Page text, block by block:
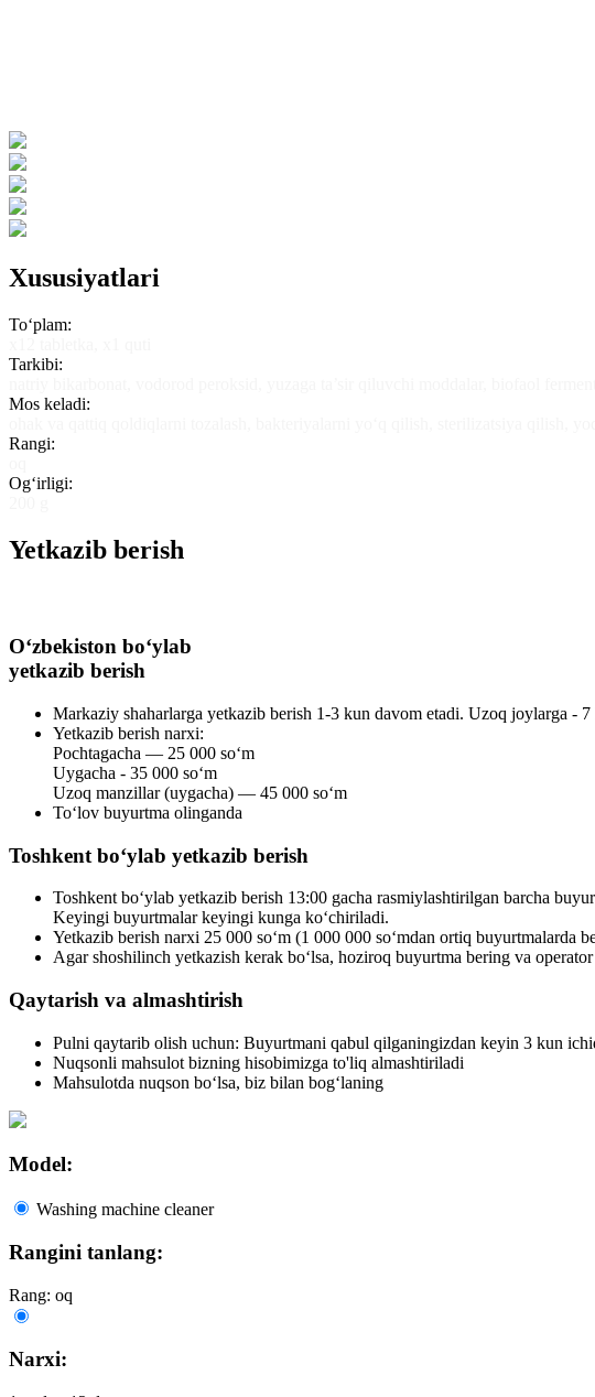
Xususiyatlari
To‘plam:
Tarkibi:
Mos keladi:
Rangi:
Og‘irligi:
Yetkazib berish
O‘zbekiston bo‘ylab
yetkazib berish
Markaziy shaharlarga yetkazib berish 1-3 kun davom etadi. Uzoq joylarga - 7
Yetkazib berish narxi:
Pochtagacha — 25 000 so‘m
Uygacha - 35 000 so‘m
Uzoq manzillar (uygacha) — 45 000 so‘m
To‘lov buyurtma olinganda
Toshkent bo‘ylab yetkazib berish
Toshkent bo‘ylab yetkazib berish 13:00 gacha rasmiylashtirilgan barcha
Keyingi buyurtmalar keyingi kunga ko‘chiriladi.
Yetkazib berish narxi 25 000 so‘m (1 000 000 so‘mdan ortiq buyurtmalarda
Agar shoshilinch yetkazish kerak bo‘lsa, hoziroq buyurtma bering va
Qaytarish va almashtirish
Pulni qaytarib olish uchun: Buyurtmani qabul qilganingizdan keyin 3 kun
Nuqsonli mahsulot bizning hisobimizga to'liq almashtiriladi
Mahsulotda nuqson bo‘lsa, biz bilan bog‘laning
Model:
Washing machine cleaner
Rangini tanlang:
Rang: oq
Narxi: